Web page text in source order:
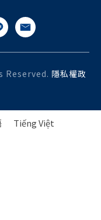
隱私權政
Tiếng Việt